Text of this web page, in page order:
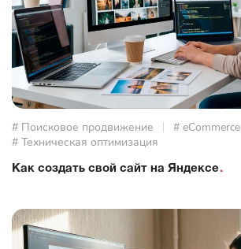
# Поисковое продвижение
# eCommerce
# Техническая оптимизация
Как создать свой сайт на Яндексе